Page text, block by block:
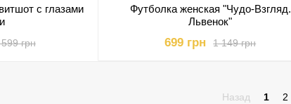
с глазами
грн
Футболка женская "Чудо-Взгляд.
Львенок"
1 149 грн
699 грн
Назад 1 2